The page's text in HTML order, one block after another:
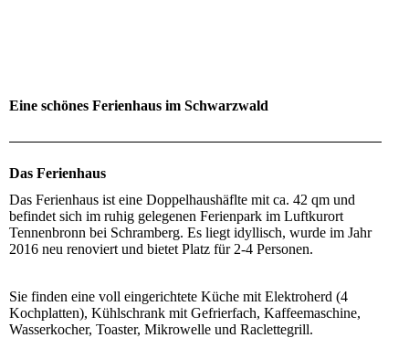
Eine schönes Ferienhaus im Schwarzwald
Das Ferienhaus
Das Ferienhaus ist eine Doppelhaushäflte mit ca. 42 qm und
befindet sich im ruhig gelegenen Ferienpark im Luftkurort
Tennenbronn bei Schramberg. Es liegt idyllisch, wurde im Jahr
2016 neu renoviert und bietet Platz für 2-4 Personen.
Sie finden eine voll eingerichtete Küche mit Elektroherd (4
Kochplatten), Kühlschrank mit Gefrierfach, Kaffeemaschine,
Wasserkocher, Toaster, Mikrowelle und Raclettegrill.